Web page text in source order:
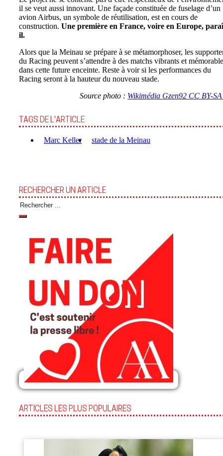
il se veut aussi innovant. Une façade constituée de fuselage d’un
avion Airbus, un symbole de réutilisation, est en cours de
construction. Une première en France, voire en Europe,
il.
Alors que la Meinau se prépare à se métamorphoser, les
du Racing peuvent s’attendre à des matchs vibrants et
dans cette future enceinte. Reste à voir si les performances du
Racing seront à la hauteur du nouveau stade.
Source photo : Wikimédia Gzen92 CC BY-
TAGS DE L'ARTICLE
Marc Keller stade de la Meinau
RECHERCHER UN ARTICLE
Rechercher
ARTICLES LES PLUS POPULAIRES